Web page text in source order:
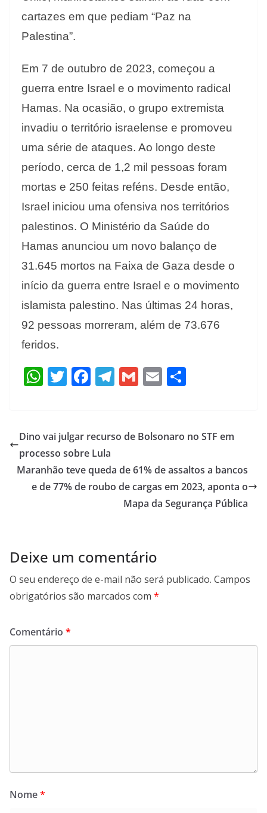
cartazes em que pediam “Paz na
Palestina”.
Em 7 de outubro de 2023, começou a
guerra entre Israel e o movimento radical
Hamas. Na ocasião, o grupo extremista
invadiu o território israelense e promoveu
uma série de ataques. Ao longo deste
período, cerca de 1,2 mil pessoas foram
mortas e 250 feitas reféns. Desde então,
Israel iniciou uma ofensiva nos territórios
palestinos. O Ministério da Saúde do
Hamas anunciou um novo balanço de
31.645 mortos na Faixa de Gaza desde o
início da guerra entre Israel e o movimento
islamista palestino. Nas últimas 24 horas,
92 pessoas morreram, além de 73.676
feridos.
W
s
A
p
p
T
er
F
b
o
o
k
T
gr
m
G
l
E
l e
Dino vai julgar recurso de Bolsonaro no STF em
processo sobre Lula
Maranhão teve queda de 61% de assaltos a bancos
e de 77% de roubo de cargas em 2023, aponta o
Mapa da Segurança Pública
Deixe um comentário
O seu endereço de e-mail não será publicado. Campos
obrigatórios são marcados com *
Comentário *
Nome*